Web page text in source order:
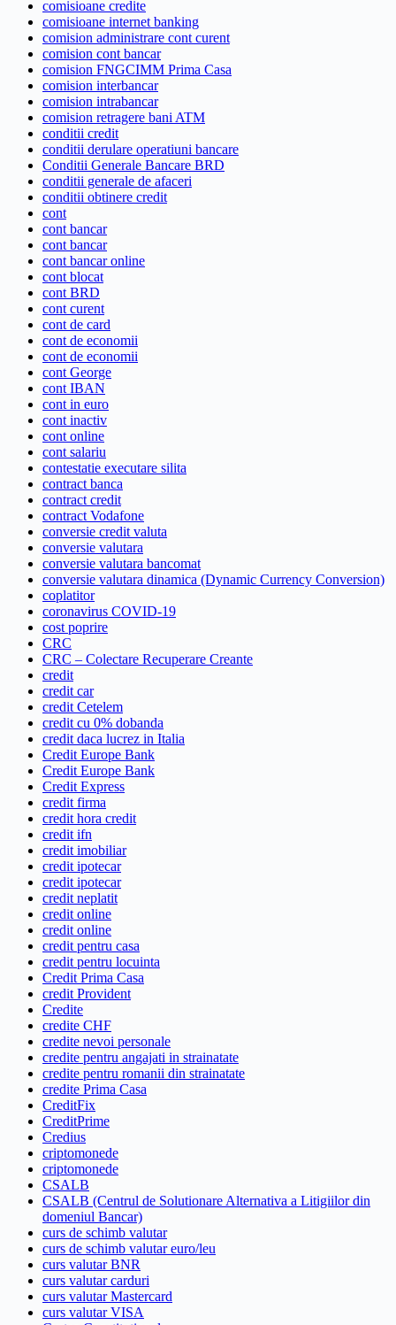
comisioane credite
comisioane internet banking
comision administrare cont curent
comision cont bancar
comision FNGCIMM Prima Casa
comision interbancar
comision intrabancar
comision retragere bani ATM
conditii credit
conditii derulare operatiuni bancare
Conditii Generale Bancare BRD
conditii generale de afaceri
conditii obtinere credit
cont
cont bancar
cont bancar
cont bancar online
cont blocat
cont BRD
cont curent
cont de card
cont de economii
cont de economii
cont George
cont IBAN
cont in euro
cont inactiv
cont online
cont salariu
contestatie executare silita
contract banca
contract credit
contract Vodafone
conversie credit valuta
conversie valutara
conversie valutara bancomat
conversie valutara dinamica (Dynamic Currency Conversion)
coplatitor
coronavirus COVID-19
cost poprire
CRC
CRC – Colectare Recuperare Creante
credit
credit car
credit Cetelem
credit cu 0% dobanda
credit daca lucrez in Italia
Credit Europe Bank
Credit Europe Bank
Credit Express
credit firma
credit hora credit
credit ifn
credit imobiliar
credit ipotecar
credit ipotecar
credit neplatit
credit online
credit online
credit pentru casa
credit pentru locuinta
Credit Prima Casa
credit Provident
Credite
credite CHF
credite nevoi personale
credite pentru angajati in strainatate
credite pentru romanii din strainatate
credite Prima Casa
CreditFix
CreditPrime
Credius
criptomonede
criptomonede
CSALB
CSALB (Centrul de Solutionare Alternativa a Litigiilor din
domeniul Bancar)
curs de schimb valutar
curs de schimb valutar euro/leu
curs valutar BNR
curs valutar carduri
curs valutar Mastercard
curs valutar VISA